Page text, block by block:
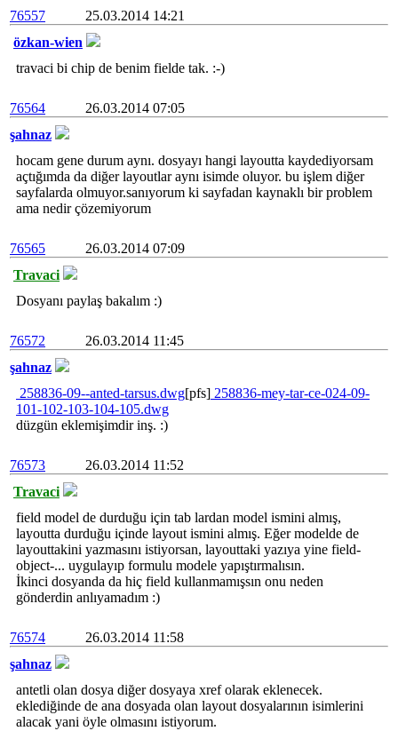
76557
25.03.2014 14:21
özkan-wien
travaci bi chip de benim fielde tak. :-)
76564
26.03.2014 07:05
şahnaz
hocam gene durum aynı. dosyayı hangi layoutta kaydediyorsam
açtığımda da diğer layoutlar aynı isimde oluyor. bu işlem diğer
sayfalarda olmuyor.sanıyorum ki sayfadan kaynaklı bir problem
ama nedir çözemiyorum
76565
26.03.2014 07:09
Travaci
Dosyanı paylaş bakalım :)
76572
26.03.2014 11:45
şahnaz
258836-09--anted-tarsus.dwg[pfs] 258836-mey-tar-ce-024-09-
101-102-103-104-105.dwg
düzgün eklemişimdir inş. :)
76573
26.03.2014 11:52
Travaci
field model de durduğu için tab lardan model ismini almış,
layoutta durduğu içinde layout ismini almış. Eğer modelde de
layouttakini yazmasını istiyorsan, layouttaki yazıya yine field-
object-... uygulayıp formulu modele yapıştırmalısın.
İkinci dosyanda da hiç field kullanmamışsın onu neden
gönderdin anlıyamadım :)
76574
26.03.2014 11:58
şahnaz
antetli olan dosya diğer dosyaya xref olarak eklenecek.
eklediğinde de ana dosyada olan layout dosyalarının isimlerini
alacak yani öyle olmasını istiyorum.